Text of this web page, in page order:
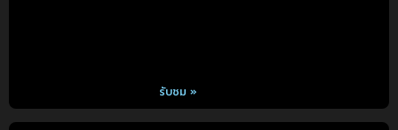
รับชม »